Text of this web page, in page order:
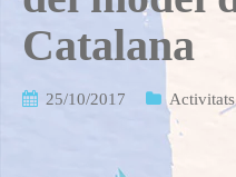
Catalana
25/10/2017 Activitats